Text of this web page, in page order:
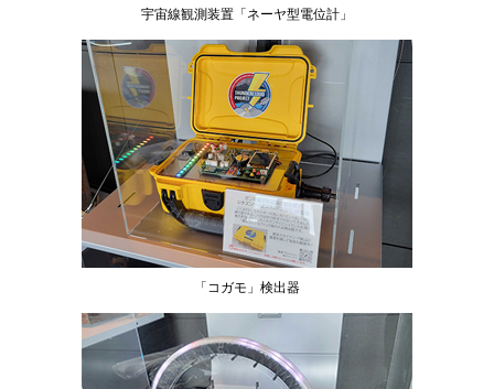
宇宙線観測装置「ネーヤ型電位計」
「コガモ」検出器